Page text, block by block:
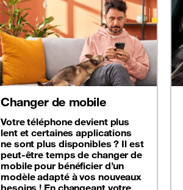
Changer de mobile
Votre téléphone devient plus
lent et certaines applications
ne sont plus disponibles ? Il est
peut-être temps de changer de
mobile pour bénéficier d’un
modèle adapté à vos nouveaux